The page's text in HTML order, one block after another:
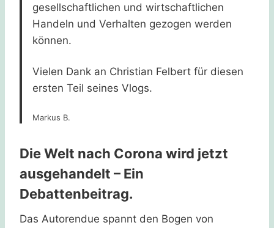
gesellschaftlichen und wirtschaftlichen
Handeln und Verhalten gezogen werden
können.
Vielen Dank an Christian Felbert für diesen
ersten Teil seines Vlogs.
Markus B.
Die Welt nach Corona wird jetzt
ausgehandelt – Ein
Debattenbeitrag.
Das Autorendue spannt den Bogen von